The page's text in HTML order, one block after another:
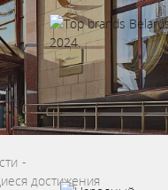
-
достижения